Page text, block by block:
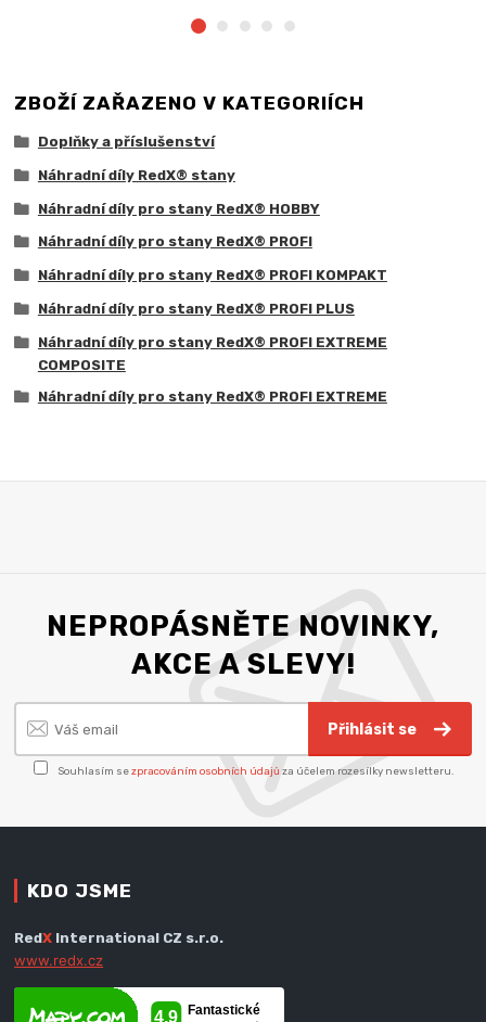
ZBOŽÍ ZAŘAZENO V KATEGORIÍCH
Doplňky a příslušenství
Náhradní díly RedX® stany
Náhradní díly pro stany RedX® HOBBY
Náhradní díly pro stany RedX® PROFI
Náhradní díly pro stany RedX® PROFI KOMPAKT
Náhradní díly pro stany RedX® PROFI PLUS
Náhradní díly pro stany RedX® PROFI EXTREME
COMPOSITE
Náhradní díly pro stany RedX® PROFI EXTREME
NEPROPÁSNĚTE NOVINKY,
AKCE A SLEVY!
Přihlásit se
Souhlasím sezpracováním osobních údajů za účelem rozesílky newsletteru.
KDO JSME
RedX International CZ s.r.o.
www.redx.cz